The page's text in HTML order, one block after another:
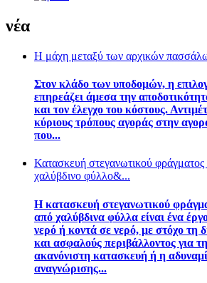
νέα
Η μάχη μεταξύ των αρχικών
Στον κλάδο των υποδομών, η
επηρεάζει άμεσα την
και τον έλεγχο του κόστους.
κύριους τρόπους αγοράς στην
που...
Κατασκευή στεγανωτικού
χαλύβδινο φύλλο&...
Η κατασκευή στεγανωτικού
από χαλύβδινα φύλλα είναι ένα
νερό ή κοντά σε νερό, με στόχο τη
και ασφαλούς περιβάλλοντος για
ακανόνιστη κατασκευή ή η
αναγνώρισης...